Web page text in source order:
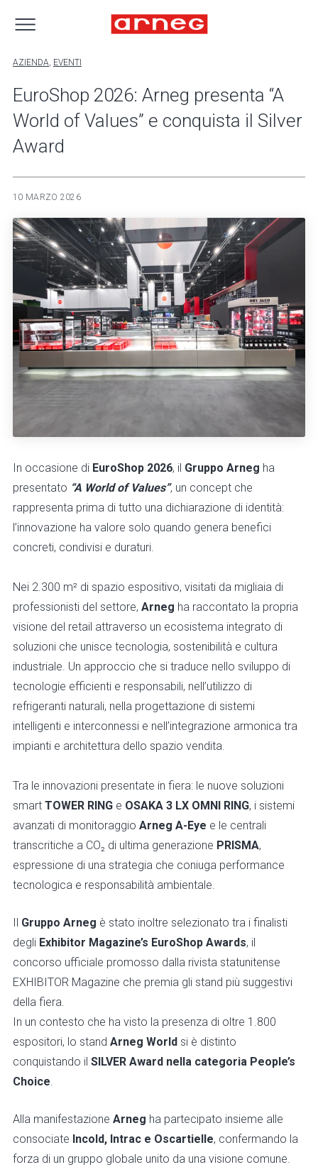
AZIENDA, EVENTI
EuroShop 2026: Arneg presenta “A
World of Values” e conquista il Silver
Award
10 MARZO 2026
In occasione di EuroShop 2026, il Gruppo Arneg ha
presentato “A World of Values”, un concept che
rappresenta prima di tutto una dichiarazione di identità:
l’innovazione ha valore solo quando genera benefici
concreti, condivisi e duraturi.
Nei 2.300 m² di spazio espositivo, visitati da migliaia di
professionisti del settore, Arneg ha raccontato la propria
visione del retail attraverso un ecosistema integrato di
soluzioni che unisce tecnologia, sostenibilità e cultura
industriale. Un approccio che si traduce nello sviluppo di
tecnologie efficienti e responsabili, nell’utilizzo di
refrigeranti naturali, nella progettazione di sistemi
intelligenti e interconnessi e nell’integrazione armonica tra
impianti e architettura dello spazio vendita.
Tra le innovazioni presentate in fiera: le nuove soluzioni
smart TOWER RING e OSAKA 3 LX OMNI RING, i sistemi
avanzati di monitoraggio Arneg A-Eye e le centrali
transcritiche a CO₂ di ultima generazione PRISMA,
espressione di una strategia che coniuga performance
tecnologica e responsabilità ambientale.
Il Gruppo Arneg è stato inoltre selezionato tra i finalisti
degli Exhibitor Magazine’s EuroShop Awards, il
concorso ufficiale promosso dalla rivista statunitense
EXHIBITOR Magazine che premia gli stand più suggestivi
della fiera.
In un contesto che ha visto la presenza di oltre 1.800
espositori, lo stand Arneg World si è distinto
conquistando il SILVER Award nella categoria People’s
Choice.
Alla manifestazione Arneg ha partecipato insieme alle
consociate Incold, Intrac e Oscartielle, confermando la
forza di un gruppo globale unito da una visione comune.